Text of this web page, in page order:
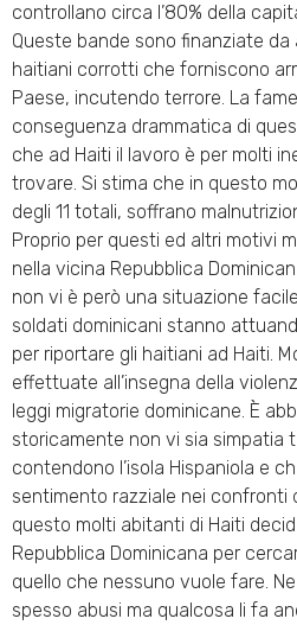
controllano circa l’80% della
Queste bande sono finanziate da
haitiani corrotti che forniscono
Paese, incutendo terrore. La
conseguenza drammatica di
che ad Haiti il lavoro è per molti
trovare. Si stima che in questo
degli 11 totali, soffrano
Proprio per questi ed altri motivi
nella vicina Repubblica
non vi è però una situazione
soldati dominicani stanno
per riportare gli haitiani ad Haiti.
effettuate all’insegna della
leggi migratorie dominicane. È
storicamente non vi sia simpatia
contendono l’isola Hispaniola e
sentimento razziale nei confronti
questo molti abitanti di Haiti
Repubblica Dominicana per
quello che nessuno vuole fare.
spesso abusi ma qualcosa li fa